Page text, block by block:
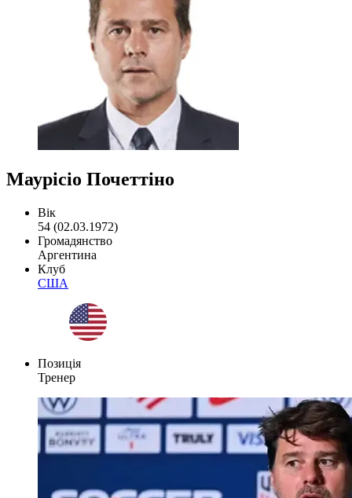
Маурісіо Почеттіно
Вік
54 (02.03.1972)
Громадянство
Аргентина
Клуб
США
Позиція
Тренер